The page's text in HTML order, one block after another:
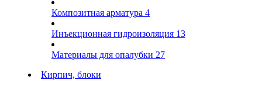
Композитная арматура 4
Инъекционная гидроизоляция 13
Материалы для опалубки 27
Кирпич, блоки